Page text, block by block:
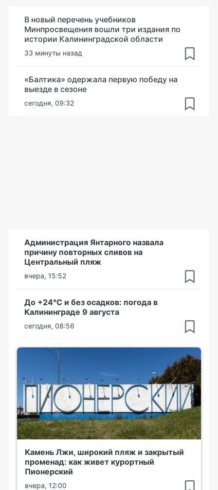
В новый перечень учебников
Минпросвещения вошли три издания по
истории Калининградской области
33 минуты назад
«Балтика» одержала первую победу на
выезде в сезоне
сегодня, 09:32
Администрация Янтарного назвала
причину повторных сливов на
Центральный пляж
вчера, 15:52
До +24°С и без осадков: погода в
Калининграде 9 августа
сегодня, 08:56
Камень Лжи, широкий пляж и закрытый
променад: как живет курортный
Пионерский
вчера, 12:00